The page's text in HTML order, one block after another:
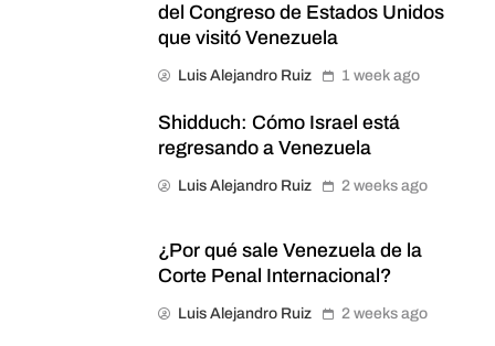
del Congreso de Estados Unidos
que visitó Venezuela
Luis Alejandro Ruiz 1 week ago
Shidduch: Cómo Israel está
regresando a Venezuela
Luis Alejandro Ruiz 2 weeks ago
¿Por qué sale Venezuela de la
Corte Penal Internacional?
Luis Alejandro Ruiz 2 weeks ago